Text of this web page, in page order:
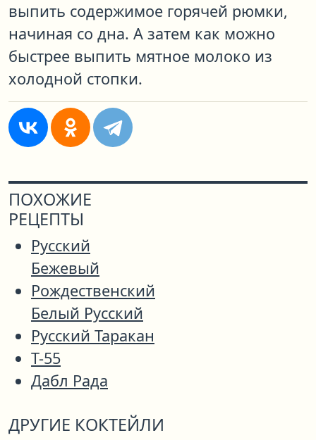
выпить содержимое горячей рюмки,
начиная со дна. А затем как можно
быстрее выпить мятное молоко из
холодной стопки.
ПОХОЖИЕ
РЕЦЕПТЫ
Русский
Бежевый
Рождественский
Белый Русский
Русский Таракан
Т-55
Дабл Рада
ДРУГИЕ КОКТЕЙЛИ